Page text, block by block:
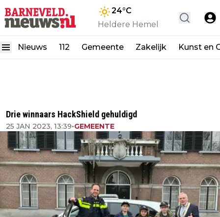
24°C
Heldere Hemel
Nieuws 112 Gemeente Zakelijk Kunst en
Drie winnaars HackShield gehuldigd
25 JAN 2023, 13:39•GEMEENTE